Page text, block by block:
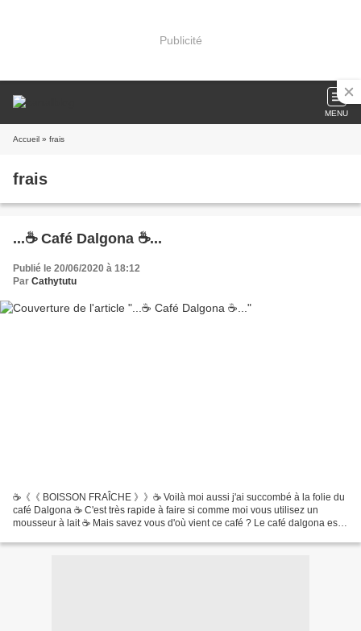
Publicité
MENU
Accueil » frais
frais
...☕ Café Dalgona ☕...
Publié le 20/06/2020 à 18:12
Par Cathytutu
☕《《 BOISSON FRAÎCHE 》》☕ Voilà moi aussi j'ai succombé à la folie du
café Dalgona ☕ C'est très rapide à faire si comme moi vous utilisez un
mousseur à lait ☕ Mais savez vous d'où vient ce café ? Le café dalgona est